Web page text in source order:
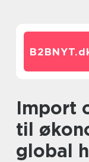
B2BNYT.
Import og eksport en vej
til
global